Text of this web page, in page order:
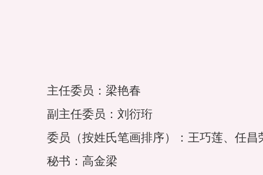
主任委员：梁艳春
副主任委员：刘衍珩
委员 （按姓氏笔画排序） ：王巧莲、任昌
秘书：高金梁